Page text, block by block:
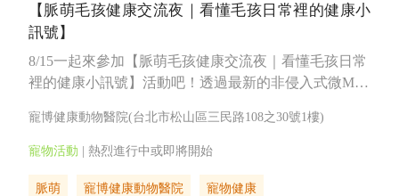
【脈萌毛孩健康交流夜｜看懂毛孩日常裡的健康小
訊號】
8/15一起來參加【脈萌毛孩健康交流夜｜看懂毛孩日常
裡的健康小訊號】活動吧！透過最新的非侵入式微MRI
寵博健康動物醫院(台北市松山區三民路108之30號1樓)
熱烈進行中或即將開始
脈萌 寵博健康動物醫院 寵物健康